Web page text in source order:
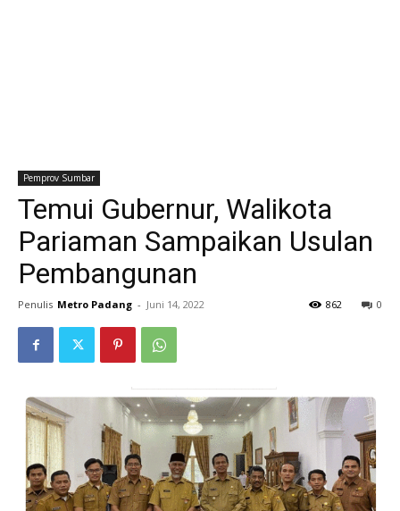
Pemprov Sumbar
Temui Gubernur, Walikota
Pariaman Sampaikan Usulan
Pembangunan
Penulis Metro Padang - Juni 14, 2022 0
862